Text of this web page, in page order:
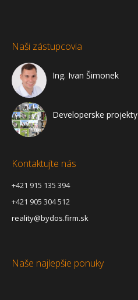
Naši zástupcovia
Ing. Ivan Šimonek
Developerske projekty
Kontaktujte nás
+421 915 135 394
+421 905 304 512
reality@bydos.firm.sk
Naše najlepšie ponuky